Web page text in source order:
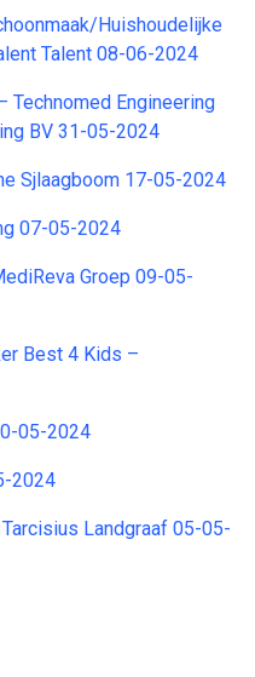
Huishoudelijke
Talent 08-06-2024
Technomed Engineering
BV 31-05-2024
Sjlaagboom 17-05-2024
07-05-2024
Groep 09-05-
Best 4 Kids –
05-2024
2024
Landgraaf 05-05-